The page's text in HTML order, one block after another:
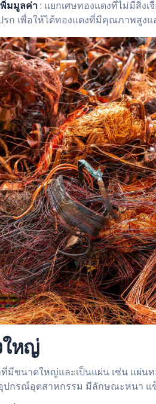
พิ่มมูลค่า: แยกเศษทองแดงที่ไม่มีสิ่ง
รก เพื่อให้ได้ทองแดงที่มีคุณภาพสูงแ
ใหญ่
ที่มีขนาดใหญ่และเป็นแผ่น เช่น แผ่น
ปกรณ์อุตสาหกรรม มีลักษณะหนา แ